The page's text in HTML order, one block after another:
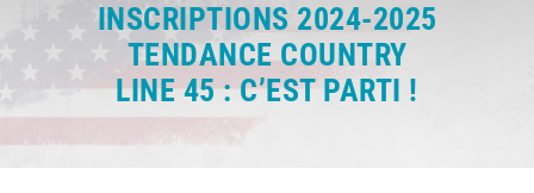
INSCRIPTIONS 2024-2025
TENDANCE COUNTRY
LINE 45 : C’EST PARTI !